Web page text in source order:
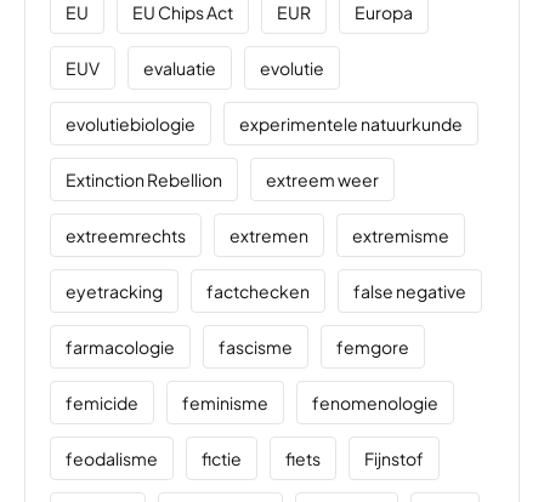
EU EU Chips Act EUR Europa
EUV evaluatie evolutie
evolutiebiologie experimentele natuurkunde
Extinction Rebellion extreem weer
extreemrechts extremen extremisme
eyetracking factchecken false negative
farmacologie fascisme femgore
femicide feminisme fenomenologie
feodalisme fictie fiets Fijnstof